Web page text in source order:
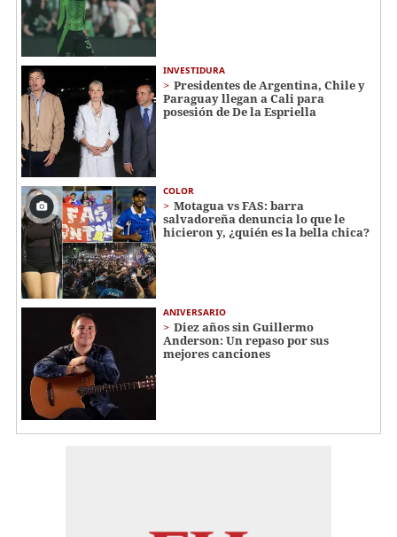
INVESTIDURA
Presidentes de Argentina, Chile y
Paraguay llegan a Cali para
posesión de De la Espriella
COLOR
Motagua vs FAS: barra
salvadoreña denuncia lo que le
hicieron y, ¿quién es la bella chica?
ANIVERSARIO
Diez años sin Guillermo
Anderson: Un repaso por sus
mejores canciones